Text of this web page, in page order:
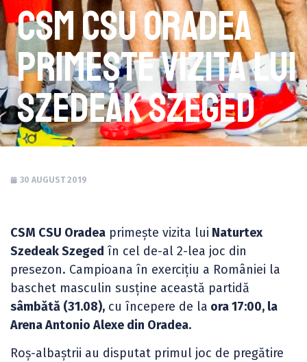
CSM CSU Oradea
primește vizita lui
Szedeak Szeged
30 AUGUST 2019
CSM CSU Oradea primește vizita lui Naturtex
Szedeak Szeged în cel de-al 2-lea joc din
presezon. Campioana în exercițiu a României la
baschet masculin susține această partidă
sâmbătă (31.08), cu începere de la ora 17:00, la
Arena Antonio Alexe din Oradea.
Roș-albaștrii au disputat primul joc de pregătire